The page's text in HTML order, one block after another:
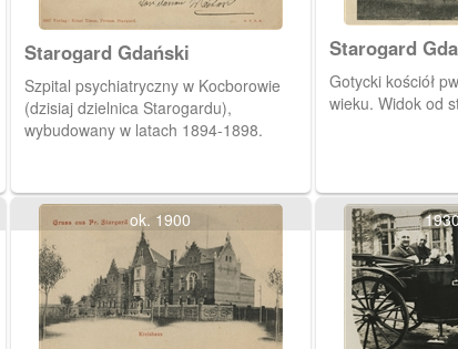
Starogard Gdański
Szpital psychiatryczny w Kocborowie
(dzisiaj dzielnica Starogardu),
wybudowany w latach 1894-1898.
Starogard
Gotycki kościół
wieku. Widok od
ok. 1900